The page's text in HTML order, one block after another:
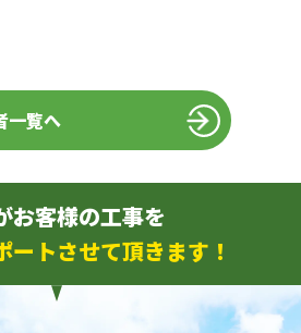
一覧へ
お客様の工事を
ートさせて頂きます！